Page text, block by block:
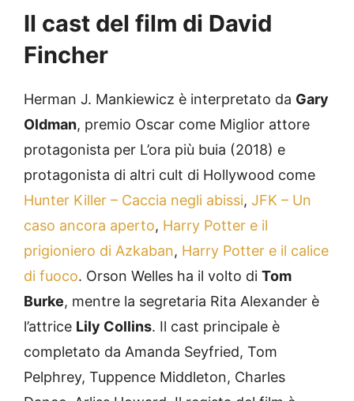
Il cast del film di David
Fincher
Herman J. Mankiewicz è interpretato da Gary
Oldman, premio Oscar come Miglior attore
protagonista per L’ora più buia (2018) e
protagonista di altri cult di Hollywood come
Hunter Killer – Caccia negli abissi, JFK – Un
caso ancora aperto, Harry Potter e il
prigioniero di Azkaban, Harry Potter e il calice
di fuoco. Orson Welles ha il volto di Tom
Burke, mentre la segretaria Rita Alexander è
l’attrice Lily Collins. Il cast principale è
completato da Amanda Seyfried, Tom
Pelphrey, Tuppence Middleton, Charles